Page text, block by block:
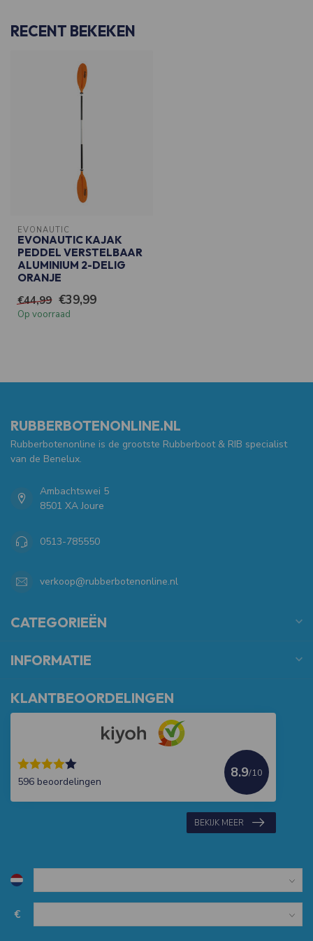
RECENT BEKEKEN
EVONAUTIC
EVONAUTIC KAJAK
PEDDEL VERSTELBAAR
ALUMINIUM 2-DELIG
ORANJE
€44,99 €39,99
Op voorraad
RUBBERBOTENONLINE.NL
Rubberbotenonline is de grootste Rubberboot & RIB specialist
van de Benelux.
Ambachtswei 5
8501 XA Joure
0513-785550
verkoop@rubberbotenonline.nl
CATEGORIEËN
INFORMATIE
KLANTBEOORDELINGEN
596 beoordelingen
8.9/10
BEKIJK MEER
€